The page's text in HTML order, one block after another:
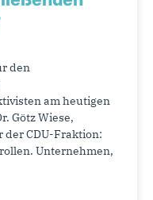
den
am heutigen
Götz Wiese,
CDU-Fraktion:
Unternehmen,